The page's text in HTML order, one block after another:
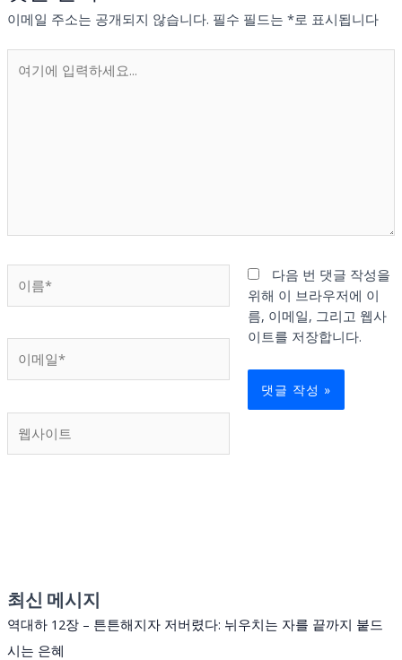
최신 메시지
역대하 12장 – 튼튼해지자 저버렸다: 뉘우치는 자를 끝까지 붙드
시는 은혜
이메일 주소는 공개되지 않습니다. 필수 필드는 *로 표시됩니다
름
*
다음 번 댓글 작성을
위해 이 브라우저에 이
름, 이메일, 그리고 웹사
이트를 저장합니다.